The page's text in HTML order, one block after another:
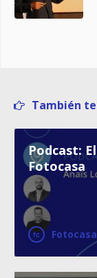
También
Podcast:
Fotocasa
Fotocasa